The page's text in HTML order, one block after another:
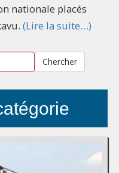
nationale placés
(Lire la suite…)
Chercher